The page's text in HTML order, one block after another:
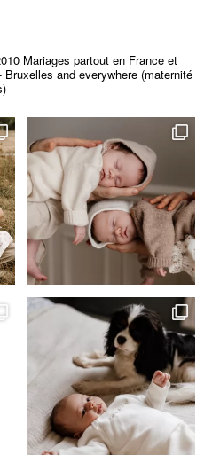
Mariages partout en France et
Bruxelles and everywhere (maternité